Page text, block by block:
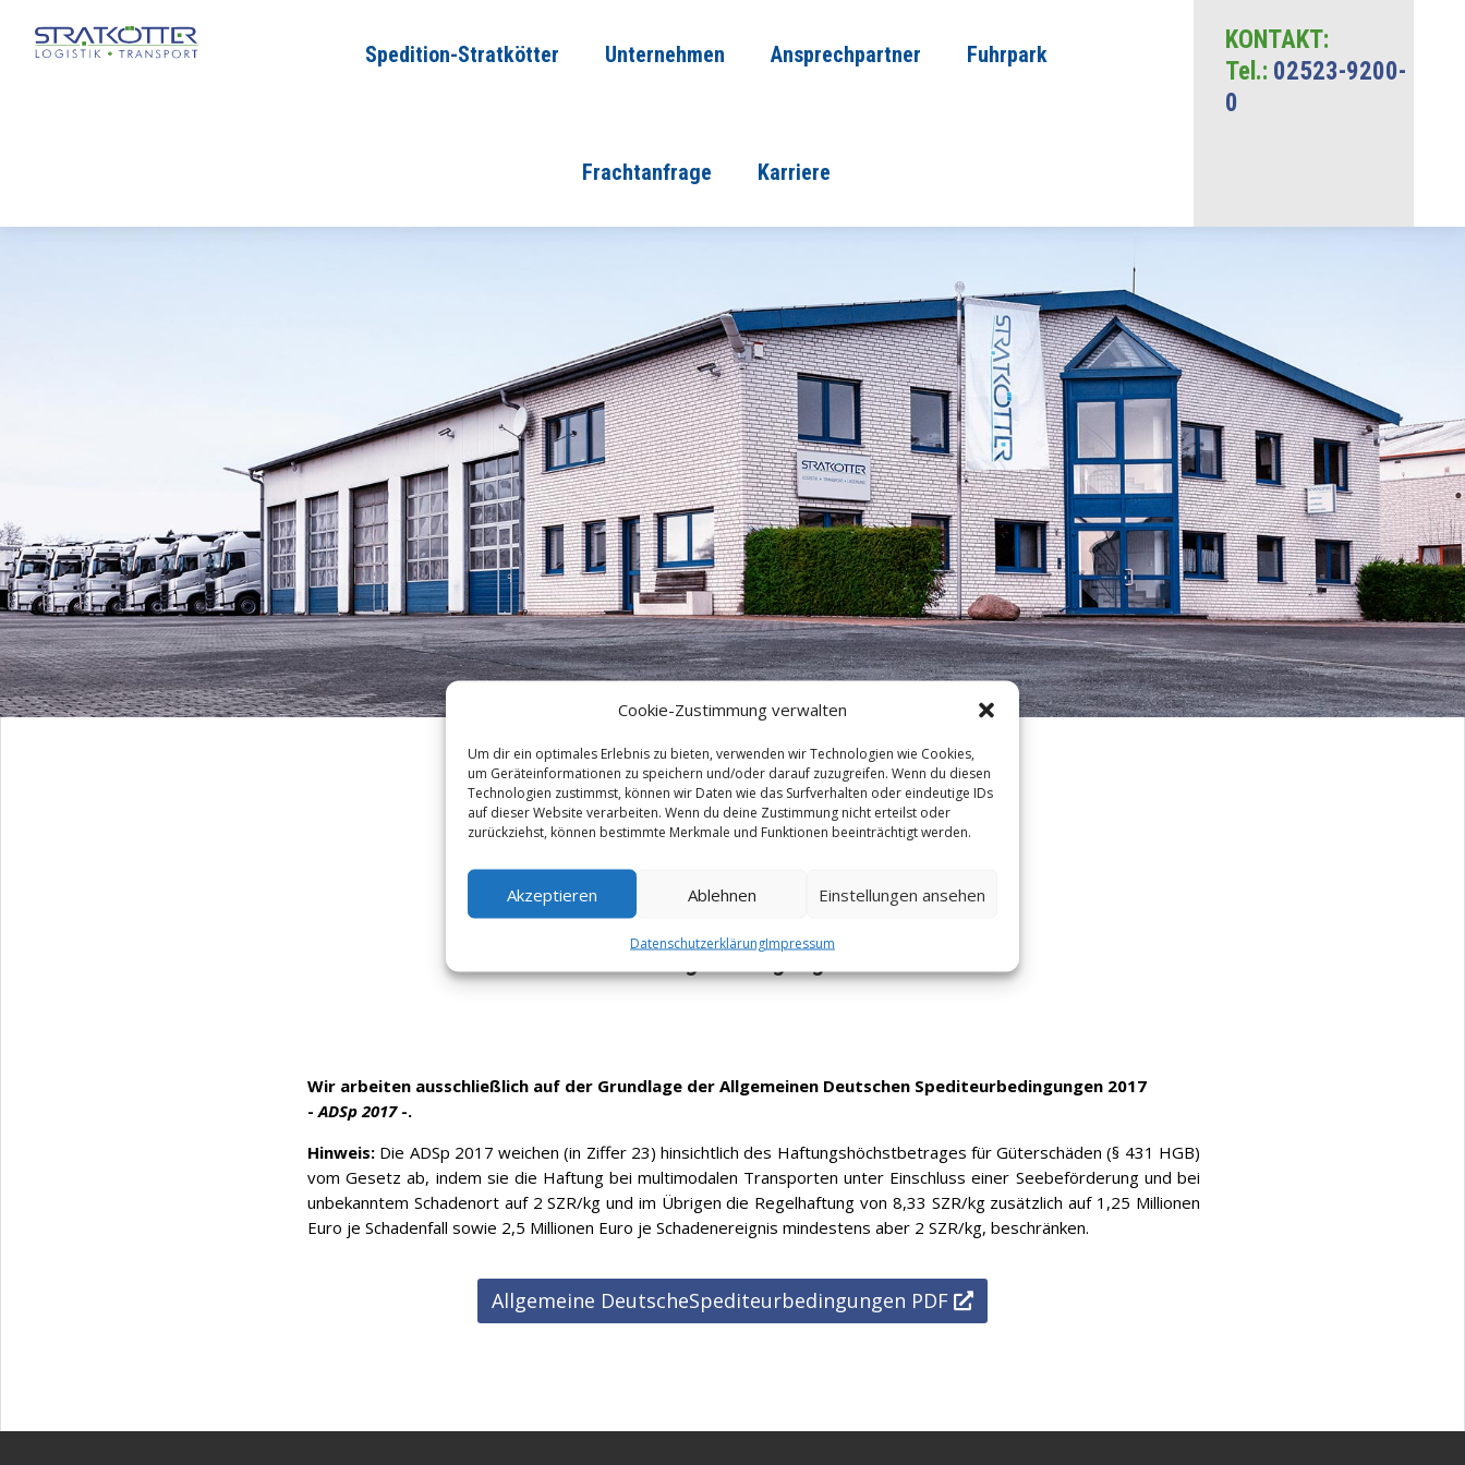
Cookie-Zustimmung verwalten
Um dir ein optimales Erlebnis zu bieten, verwenden wir Technologien wie Cookies,
um Geräteinformationen zu speichern und/oder darauf zuzugreifen. Wenn du diesen
Technologien zustimmst, können wir Daten wie das Surfverhalten oder eindeutige IDs
auf dieser Website verarbeiten. Wenn du deine Zustimmung nicht erteilst oder
zurückziehst, können bestimmte Merkmale und Funktionen beeinträchtigt werden.
Akzeptieren Ablehnen Einstellungen ansehen
DatenschutzerklärungImpressum
Spedition-Stratkötter Unternehmen Ansprechpartner Fuhrpark
Frachtanfrage Karriere
KONTAKT:
Tel.: 02523-9200-
0

AGB
Vertragsbedingungen
Wir arbeiten ausschließlich auf der Grundlage der Allgemeinen Deutschen Spediteurbedingungen 2017
-ADSp 2017-.
Hinweis: Die ADSp 2017 weichen (in Ziffer 23) hinsichtlich des Haftungshöchstbetrages für Güterschäden (§ 431 HGB)
vom Gesetz ab, indem sie die Haftung bei multimodalen Transporten unter Einschluss einer Seebeförderung und bei
unbekanntem Schadenort auf 2 SZR/kg und im Übrigen die Regelhaftung von 8,33 SZR/kg zusätzlich auf 1,25 Millionen
Euro je Schadenfall sowie 2,5 Millionen Euro je Schadenereignis mindestens aber 2 SZR/kg, beschränken.
Allgemeine DeutscheSpediteurbedingungen PDF